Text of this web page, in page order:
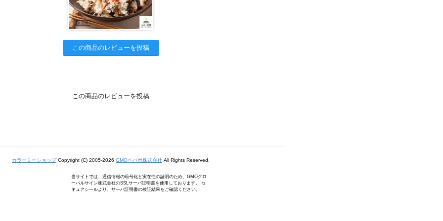
この商品のレビューを投稿
この商品のレビューを投稿
カラーミーショップCopyright (C) 2005-2026 GMOペパボ株式会社 All Rights Reserved.
当サイトでは、通信情報の暗号化と実在性の証明のため、GMOグロ
ーバルサイン株式会社のSSLサーバ証明書を使用しております。 セ
キュアシールより、サーバ証明書の検証結果をご確認ください。